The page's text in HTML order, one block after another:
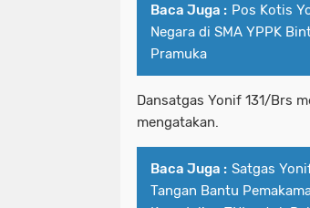
Baca Juga : Pos Kotis
Negara di SMA YPPK
Pramuka
Dansatgas Yonif 131/Brs
mengatakan.
Baca Juga : Satgas
Tangan Bantu